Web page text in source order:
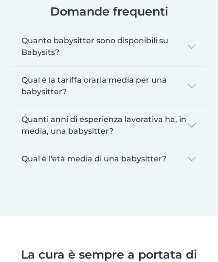
Domande frequenti
Quante babysitter sono disponibili su
Babysits?
Qual è la tariffa oraria media per una
babysitter?
Quanti anni di esperienza lavorativa ha, in
media, una babysitter?
Qual è l'età media di una babysitter?
La cura è sempre a portata di